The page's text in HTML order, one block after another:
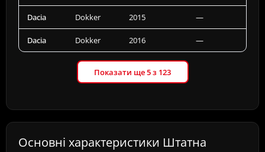
Dacia Dokker 2015 —
Dacia Dokker 2016 —
Показати ще 5 з 123
Основні характеристики Штатна